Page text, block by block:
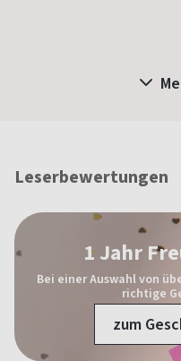
Leserbewertungen
1 Jahr
Bei einer Auswahl von
richtige
zum